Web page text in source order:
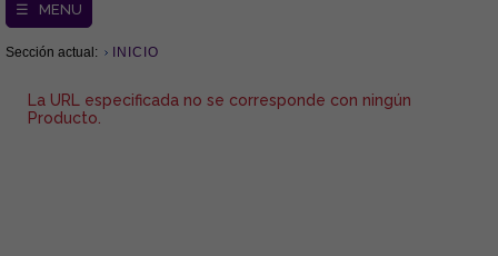
☰ MENU
Sección actual: INICIO
La URL especificada no se corresponde con ningún
Producto.